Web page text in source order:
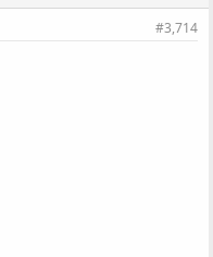
#3,714